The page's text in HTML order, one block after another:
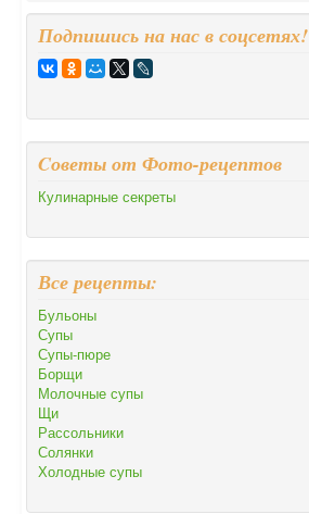
Подпишись на нас в соцсетях!
Cоветы от Фото-рецептов
Кулинарные секреты
Все рецепты:
Бульоны
Супы
Супы-пюре
Борщи
Молочные супы
Щи
Рассольники
Солянки
Холодные супы